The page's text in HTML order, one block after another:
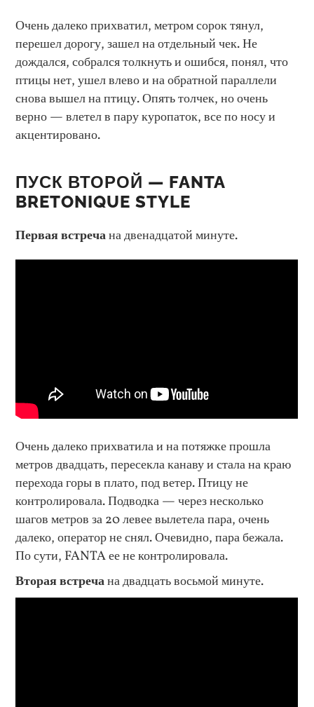
Очень далеко прихватил, метром сорок тянул,
перешел дорогу, зашел на отдельный чек. Не
дождался, собрался толкнуть и ошибся, понял, что
птицы нет, ушел влево и на обратной параллели
снова вышел на птицу. Опять толчек, но очень
верно — влетел в пару куропаток, все по носу и
акцентировано.
ПУСК ВТОРОЙ — FANTA
BRETONIQUE STYLE
Первая встречана двенадцатой минуте.
Очень далеко прихватила и на потяжке прошла
метров двадцать, пересекла канаву и стала на краю
перехода горы в плато, под ветер. Птицу не
контролировала. Подводка — через несколько
шагов метров за 20 левее вылетела пара, очень
далеко, оператор не снял. Очевидно, пара бежала.
По сути, FANTA ее не контролировала.
Вторая встречана двадцать восьмой минуте.